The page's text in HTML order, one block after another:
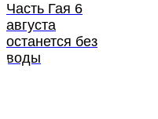
Часть Гая 6
августа
останется без
воды